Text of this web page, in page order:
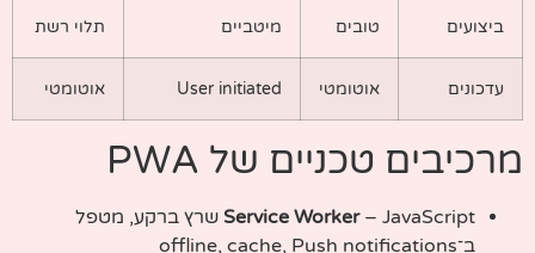
ביצועים טובים מיטביים תלוי רשת
עדכונים אוטומטי User initiated אוטומטי
מרכיבים טכניים של PWA
Service Worker – JavaScript שרץ ברקע, מטפל
ב־offline, cache, Push notifications